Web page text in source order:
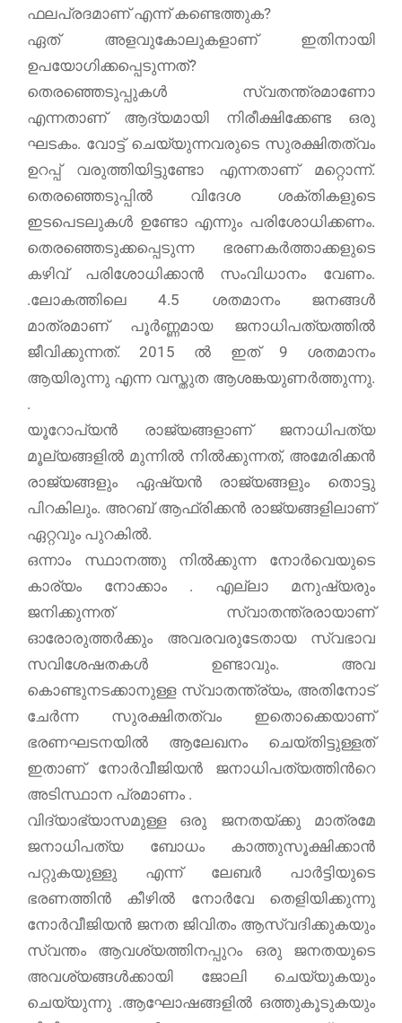
ഫലപ്രദമാണ് എന്ന് കണ്ടെത്തുക?
ഏത് അളവുകോലുകളാണ് ഇതിനായി
ഉപയോഗിക്കപ്പെടുന്നത്?
തെരഞ്ഞെടുപ്പുകൾ സ്വതന്ത്രമാണോ
എന്നതാണ് ആദ്യമായി നിരീക്ഷിക്കേണ്ട ഒരു
ഘടകം. വോട്ട് ചെയ്യുന്നവരുടെ സുരക്ഷിതത്വം
ഉറപ്പ് വരുത്തിയിട്ടുണ്ടോ എന്നതാണ് മറ്റൊന്ന്.
തെരഞ്ഞെടുപ്പിൽ വിദേശ ശക്തികളുടെ
ഇടപെടലുകൾ ഉണ്ടോ എന്നും പരിശോധിക്കണം.
തെരഞ്ഞെടുക്കപ്പെടുന്ന ഭരണകർത്താക്കളുടെ
കഴിവ് പരിശോധിക്കാന്‍ സംവിധാനം വേണം.
.ലോകത്തിലെ 4.5 ശതമാനം ജനങ്ങൾ
മാത്രമാണ് പൂർണ്ണമായ ജനാധിപത്യത്തിൽ
ജീവിക്കുന്നത്. 2015 ൽ ഇത് 9 ശതമാനം
ആയിരുന്നു എന്ന വസ്തുത ആശങ്കയുണര്‍ത്തുന്നു.
.
യൂറോപ്യൻ രാജ്യങ്ങളാണ് ജനാധിപത്യ
മൂല്യങ്ങളിൽ മുന്നില്‍ നിൽക്കുന്നത്, അമേരിക്കൻ
രാജ്യങ്ങളും ഏഷ്യൻ രാജ്യങ്ങളും തൊട്ടു
പിറകിലും. അറബ് ആഫ്രിക്കൻ രാജ്യങ്ങളിലാണ്
ഏറ്റവും പുറകില്‍.
ഒന്നാം സ്ഥാനത്തു നില്‍ക്കുന്ന നോർവെയുടെ
കാര്യം നോക്കാം . എല്ലാ മനുഷ്യരും
ജനിക്കുന്നത് സ്വാതന്ത്രരായാണ്
ഓരോരുത്തര്‍ക്കും അവരവരുടേതായ സ്വഭാവ
സവിശേഷതകൾ ഉണ്ടാവും. അവ
കൊണ്ടുനടക്കാനുള്ള സ്വാതന്ത്ര്യം, അതിനോട്
ചേര്‍ന്ന സുരക്ഷിതത്വം ഇതൊക്കെയാണ്
ഭരണഘടനയില്‍ ആലേഖനം ചെയ്തിട്ടുള്ളത്
ഇതാണ് നോർവീജിയൻ ജനാധിപത്യത്തിന്‍റെ
അടിസ്ഥാന പ്രമാണം .
വിദ്യാഭ്യാസമുള്ള ഒരു ജനതയ്ക്കു മാത്രമേ
ജനാധിപത്യ ബോധം കാത്തുസൂക്ഷിക്കാൻ
പറ്റുകയുള്ളു എന്ന്‍ ലേബർ പാർട്ടിയുടെ
ഭരണത്തിന്‍ കീഴില്‍ നോർവേ തെളിയിക്കുന്നു
നോർവീജിയൻ ജനത ജിവിതം ആസ്വദിക്കുകയും
സ്വന്തം ആവശ്യത്തിനപ്പുറം ഒരു ജനതയുടെ
അവശ്യങ്ങൾക്കായി ജോലി ചെയ്യുകയും
ചെയ്യുന്നു .ആഘോഷങ്ങളിൽ ഒത്തുകൂടുകയും